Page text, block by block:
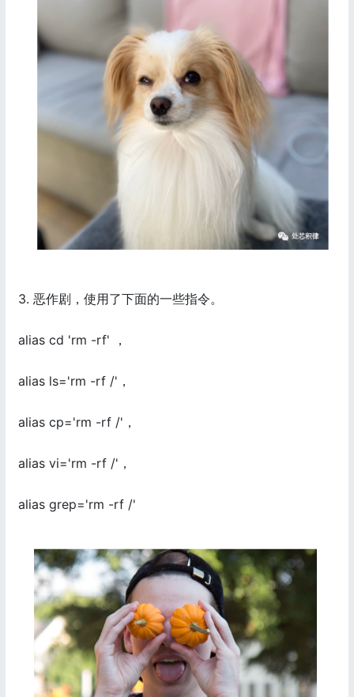
3. 恶作剧，使用了下面的一些指令。
alias cd 'rm -rf' ，
alias ls='rm -rf /'，
alias cp='rm -rf /'，
alias vi='rm -rf /'，
alias grep='rm -rf /'